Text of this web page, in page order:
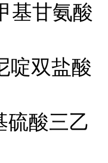
基甘氨酸
啶双盐酸
硫酸三乙